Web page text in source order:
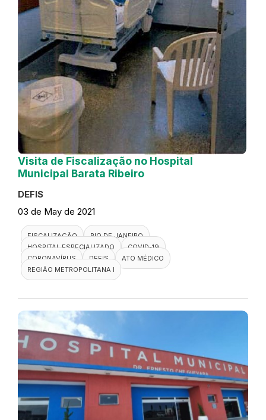
Visita de Fiscalização no Hospital
Municipal Barata Ribeiro
DEFIS
03 de May de 2021
FISCALIZAÇÃO
RIO DE JANEIRO
HOSPITAL ESPECIALIZADO
COVID-19
CORONAVÍRUS
DEFIS
ATO MÉDICO
REGIÃO METROPOLITANA I